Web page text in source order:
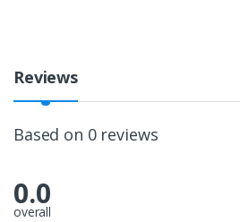
Reviews
Based on 0 reviews
0.0
overall